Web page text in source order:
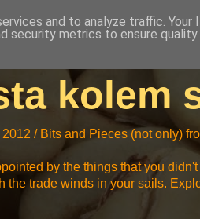
kolem
/ Bits and Pieces (not only)
by the things that you
trade winds in your sails.
and to analyze traffic. Your
security metrics to ensure